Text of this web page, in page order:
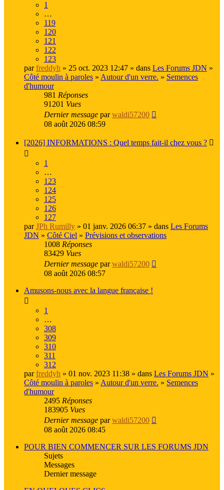
1
…
119
120
121
122
123
parfreddyh » 25 oct. 2023 12:47 » dans Les Forums JDN »
Côté moulin à paroles » Autour d'un verre. » Semences
d'humour
981 Réponses
91201 Vues
Dernier message parwaldi57200
08 août 2026 08:59
[2026] INFORMATIONS : Quel temps fait-il chez vous ?
1
…
123
124
125
126
127
parJPh Rumilly » 01 janv. 2026 06:37 » dans Les Forums
JDN » Côté Ciel » Prévisions et observations
1008 Réponses
83429 Vues
Dernier message parwaldi57200
08 août 2026 08:57
Amusons-nous avec la langue française !
1
…
308
309
310
311
312
parfreddyh » 01 nov. 2023 11:38 » dans Les Forums JDN »
Côté moulin à paroles » Autour d'un verre. » Semences
d'humour
2495 Réponses
183905 Vues
Dernier message parwaldi57200
08 août 2026 08:45
POUR BIEN COMMENCER SUR LES FORUMS JDN
Sujets
Messages
Dernier message